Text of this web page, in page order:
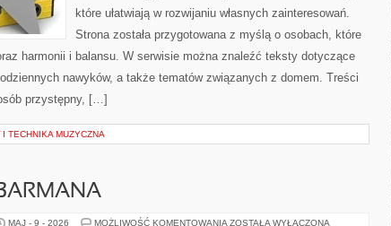
które ułatwiają w rozwijaniu własnych zainteresowań.
Strona została przygotowana z myślą o osobach, które
harmonii i balansu. W serwisie można znaleźć teksty dotyczące
nawyków, a także tematów związanych z domem. Treści
przystępny, […]
TECHNIKA MUZYCZNA
MAJ - 9 - 2026 MOŻLIWOŚĆ KOMENTOWANIA PORADNIK
ZOSTAŁA WYŁĄCZONA